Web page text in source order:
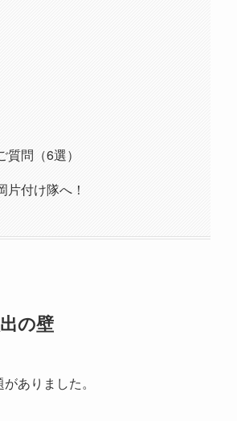
問（6選）
付け隊へ！
の壁
ありました。